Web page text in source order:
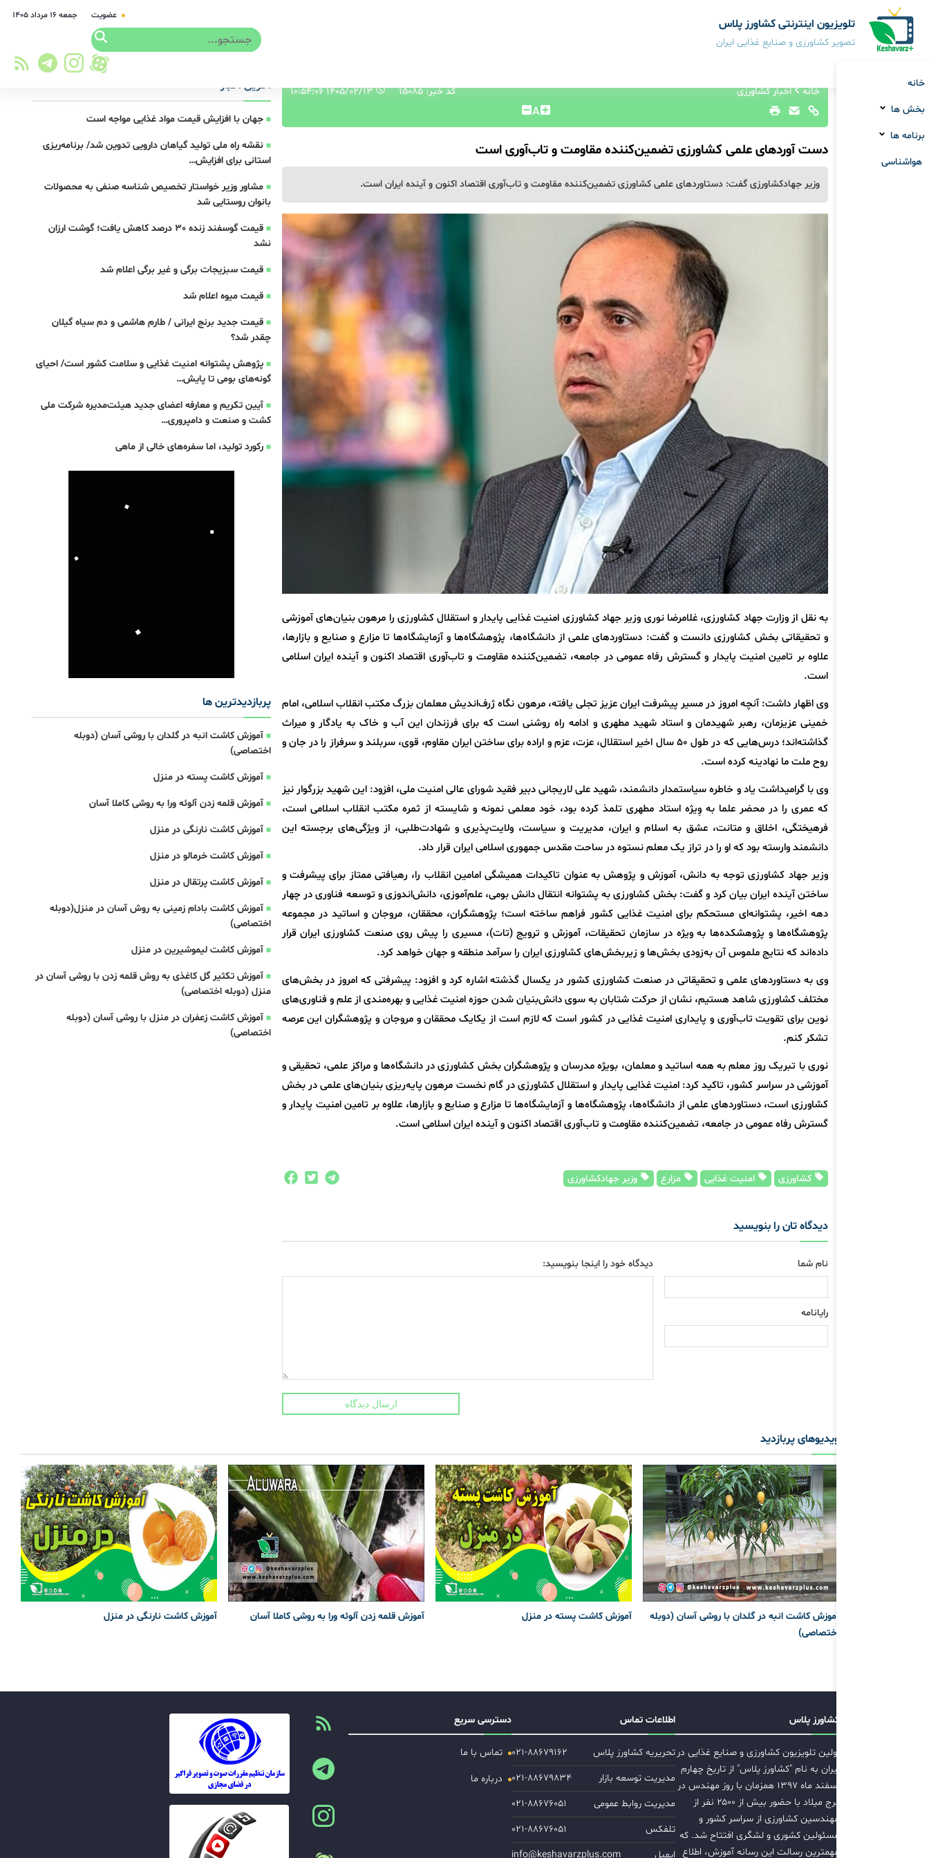
تلویزیون اینترنتی کشاورز پلاس
تصویر کشاورزی و صنایع غذایی ایران
عضویت جمعه ۱۶ مرداد ۱۴۰۵
خانه
بخش ها
برنامه ها
هواشناسی
خانه اخبار کشاورزی کد خبر: 15085 ۱۴۰۵/۰۲/۱۳ ۱۰:۵۴:۰۶
A
دست آوردهای علمی کشاورزی تضمین‌کننده مقاومت و تاب‌آوری است
وزیر جهادکشاورزی گفت: دستاوردهای علمی کشاورزی تضمین‌کننده مقاومت و تاب‌آوری اقتصاد اکنون و آینده ایران است.
به نقل از وزارت جهاد کشاورزی، غلامرضا نوری وزیر جهاد کشاورزی امنیت غذایی پایدار و استقلال کشاورزی را مرهون بنیان‌های آموزشی
و تحقیقاتی بخش کشاورزی دانست و گفت: دستاوردهای علمی از دانشگاه‌ها، پژوهشگاه‌ها و آزمایشگاه‌ها تا مزارع و صنایع و بازارها،
علاوه بر تامین امنیت پایدار و گسترش رفاه عمومی در جامعه، تضمین‌کننده مقاومت و تاب‌آوری اقتصاد اکنون و آینده ایران اسلامی
است.
وی اظهار داشت: آنچه امروز در مسیر پیشرفت ایران عزیز تجلی یافته، مرهون نگاه ژرف‌اندیش معلمان بزرگ مکتب انقلاب اسلامی، امام
خمینی عزیزمان، رهبر شهیدمان و استاد شهید مطهری و ادامه راه روشنی است که برای فرزندان این آب و خاک به یادگار و میراث
گذاشته‌اند؛ درس‌هایی که در طول 50 سال اخیر استقلال، عزت، عزم و اراده برای ساختن ایران مقاوم، قوی، سربلند و سرفراز را در جان و
روح ملت ما نهادینه کرده است.
وی با گرامیداشت یاد و خاطره سیاستمدار دانشمند، شهید علی لاریجانی دبیر فقید شورای عالی امنیت ملی، افزود: این شهید بزرگوار نیز
که عمری را در محضر علما به وِیژه استاد مطهری تلمذ کرده بود، خود معلمی نمونه‌ و شایسته از ثمره مکتب انقلاب اسلامی است،
فرهیختگی، اخلاق و متانت، عشق به اسلام و ایران، مدیریت و سیاست، ولایت‌پذیری و شهادت‌طلبی، از ویژگی‌های برجسته این
دانشمند وارسته بود که او را در تراز یک معلم نستوه در ساحت مقدس جمهوری اسلامی ایران قرار داد.
وزیر جهاد کشاورزی توجه به دانش، آموزش و پژوهش به عنوان تاکیدات همیشگی امامین انقلاب را، رهیافتی ممتاز برای پیشرفت و
ساختن آینده ایران بیان کرد و گفت: بخش کشاورزی به پشتوانه انتقال دانش بومی، علم‌آموزی، دانش‌اندوزی و توسعه فناوری در چهار
دهه اخیر، پشتوانه‌ای مستحکم برای امنیت غذایی کشور فراهم ساخته است؛ پژوهشگران، محققان، مروجان و اساتید در مجموعه
پژوهشگاه‌ها و پژوهشکده‌ها به ویژه در سازمان تحقیقات، آموزش و ترویج (تات)، مسیری را پیش روی صنعت کشاورزی ایران قرار
داده‌اند که نتایج ملموس آن به‌زودی بخش‌ها و زیربخش‌های کشاورزی ایران را سرآمد منطقه و جهان خواهد کرد.
وی به دستاوردهای علمی و تحقیقاتی در صنعت کشاورزی کشور در یکسال گذشته اشاره کرد و افزود: پیشرفتی که امروز در بخش‌های
مختلف کشاورزی شاهد هستیم، نشان از حرکت شتابان به سوی دانش‌بنیان شدن حوزه امنیت غذایی و بهره‌‌مندی از علم و فناوری‌های
نوین برای تقویت تاب‌آوری و پایداری امنیت غذایی در کشور است که لازم است از یکایک محققان و مروجان و پژوهشگران این عرصه
تشکر کنم.
نوری با تبریک روز معلم به همه اساتید و معلمان، بویژه مدرسان و پژوهشگران بخش کشاورزی در دانشگاه‌ها و مراکز علمی، تحقیقی و
آموزشی در سراسر کشور، تاکید کرد: امنیت غذایی پایدار و استقلال کشاورزی در گام نخست مرهون پایه‌ریزی بنیان‌های علمی در بخش
کشاورزی است، دستاوردهای علمی از دانشگاه‌ها، پژوهشگاه‌ها و آزمایشگاه‌ها تا مزارع و صنایع و بازارها، علاوه بر تامین امنیت پایدار و
گسترش رفاه عمومی در جامعه، تضمین‌کننده مقاومت و تاب‌آوری اقتصاد اکنون و آینده ایران اسلامی است.
کشاورزی امنیت غذایی مزارع وزیر جهادکشاورزی
دیدگاه تان را بنویسید
نام شما
رایانامه
دیدگاه خود را اینجا بنویسید:
ارسال دیدگاه
آخرین اخبار
جهان با افزایش قیمت مواد غذایی مواجه است
نقشه راه ملی تولید گیاهان دارویی تدوین شد/ برنامه‌ریزی
استانی برای افزایش…
مشاور وزیر خواستار تخصیص شناسه صنفی به محصولات
بانوان روستایی شد
قیمت گوسفند زنده 30 درصد کاهش یافت؛ گوشت ارزان
نشد
قیمت سبزیجات برگی و غیر برگی اعلام شد
قیمت میوه اعلام شد
قیمت جدید برنج ایرانی / طارم هاشمی و دم سیاه گیلان
چقدر شد؟
پژوهش پشتوانه امنیت غذایی و سلامت کشور است/ احیای
گونه‌های بومی تا پایش…
آیین تکریم و معارفه اعضای جدید هیئت‌مدیره شرکت ملی
کشت و صنعت و دامپروری…
رکورد تولید، اما سفره‌های خالی از ماهی
پربازدیدترین ها
آموزش کاشت انبه در گلدان با روشی آسان (دوبله
اختصاصی)
آموزش کاشت پسته در منزل
آموزش قلمه زدن آلوئه ورا به روشی کاملا آسان
آموزش کاشت نارنگی در منزل
آموزش کاشت خرمالو در منزل
آموزش کاشت پرتقال در منزل
آموزش کاشت بادام زمینی به روش آسان در منزل(دوبله
اختصاصی)
آموزش کاشت لیموشیرین در منزل
آموزش تکثیر گل کاغذی به روش قلمه زدن با روشی آسان در
منزل (دوبله اختصاصی)
آموزش کاشت زعفران در منزل با روشی آسان (دوبله
اختصاصی)
ویدیوهای پربازدید
آموزش کاشت انبه در گلدان با روشی آسان (دوبله
اختصاصی)
آموزش کاشت پسته در منزل آموزش قلمه زدن آلوئه ورا به روشی کاملا آسان آموزش کاشت نارنگی در منزل
کشاورز پلاس
اولین تلویزیون کشاورزی و صنایع غذایی در
ایران به نام "کشاورز پلاس" از تاریخ چهارم
اسفند ماه ۱۳۹۷ همزمان با روز مهندس در
برج میلاد با حضور بیش از ۲۵۰۰ نفر از
مهندسین کشاورزی از سراسر کشور و
مسئولین کشوری و لشگری افتتاح شد. که
مهمترین رسالت این رسانه آموزش، اطلاع
اطلاعات تماس
تحریریه کشاورز پلاس
۰۲۱-۸۸۶۷۹۱۶۲
مدیریت توسعه بازار
۰۲۱-۸۸۶۷۹۸۳۴
مدیریت روابط عمومی
۰۲۱-۸۸۶۷۶۰۵۱
تلفکس
۰۲۱-۸۸۶۷۶۰۵۱
ایمیل
info@keshavarzplus.com
دسترسی سریع
تماس با ما
درباره ما